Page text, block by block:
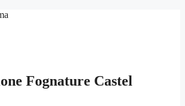
Fognature Castel